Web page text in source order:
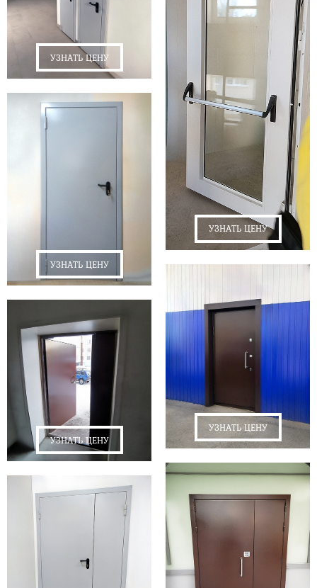
УЗНАТЬ ЦЕНУ
УЗНАТЬ ЦЕНУ
УЗНАТЬ ЦЕНУ
УЗНАТЬ ЦЕНУ
УЗНАТЬ ЦЕНУ